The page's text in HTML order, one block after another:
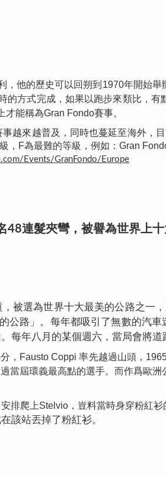
他的歷史可以回朔到1970年開始
的方式完成，如果以跑步來類比，
能稱為Gran Fondo賽事。
越來越普及，同時也蔓延至海外，
F為最難的等級，例如：Gran
Events/GranFondo/Europe
48連髮夾彎，被譽為世界上
被選為世界十大最美的公路之一
公路」。每年都吸引了無數的汽
每年八月的某個週六，當局會將
，Fausto Coppi 率先越過山頭，
當屆環義最高點的選手。而作爲歐
排爬上Stelvio，豈料當時身穿粉紅衫
該站丟掉了粉紅衫。